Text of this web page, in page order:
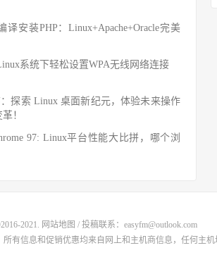
译安装PHP：Linux+Apache+Oracle完美
系统下轻松设置WPA无线网络连接
探索 Linux 桌面新纪元，体验未来操作
！
97: Linux平台性能大比拼，哪个浏
2021. 网站地图 / 投稿联系：easyfm@outlook.com
有信息和促销优惠均来自网上和主机商信息，任何主机